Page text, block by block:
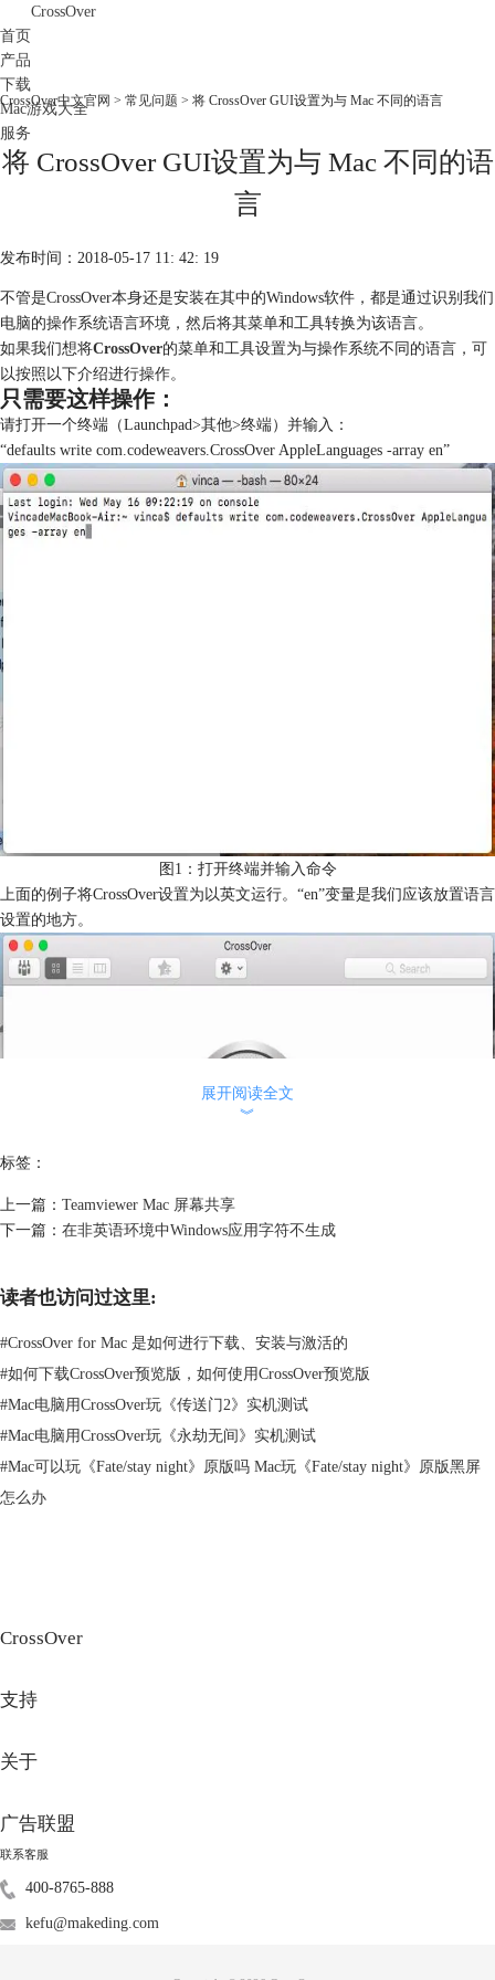
CrossOver
首页
产品
下载
Mac游戏大全
服务
购买
CrossOver中文官网 > 常见问题 > 将 CrossOver GUI设置为与 Mac 不同的语言
将 CrossOver GUI设置为与 Mac 不同的语
言
发布时间：2018-05-17 11: 42: 19
不管是CrossOver本身还是安装在其中的Windows软件，都是通过识别我们
电脑的操作系统语言环境，然后将其菜单和工具转换为该语言。
如果我们想将CrossOver的菜单和工具设置为与操作系统不同的语言，可
以按照以下介绍进行操作。
只需要这样操作：
请打开一个终端（Launchpad>其他>终端）并输入：
“defaults write com.codeweavers.CrossOver AppleLanguages -array en”
图1：打开终端并输入命令
上面的例子将CrossOver设置为以英文运行。“en”变量是我们应该放置语言
设置的地方。
图2：英文运行CrossOver
需要注意的是，这个设置只是将 CrossOver本身的语言设置成为了英文，
而在 CrossOver中的Windows应用还是中文的。
展开阅读全文
︾
标签：
上一篇： Teamviewer Mac 屏幕共享
下一篇： 在非英语环境中Windows应用字符不生成
读者也访问过这里:
#CrossOver for Mac 是如何进行下载、安装与激活的
#如何下载CrossOver预览版，如何使用CrossOver预览版
#Mac电脑用CrossOver玩《传送门2》实机测试
#Mac电脑用CrossOver玩《永劫无间》实机测试
#Mac可以玩《Fate/stay night》原版吗 Mac玩《Fate/stay night》原版黑屏
怎么办
CrossOver
支持
关于
广告联盟
联系客服
400-8765-888
kefu@makeding.com